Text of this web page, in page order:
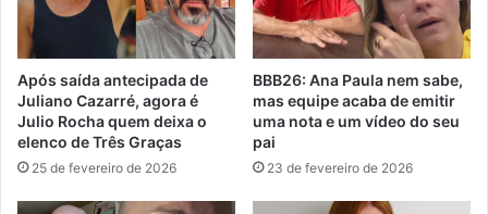
Após saída antecipada de
Juliano Cazarré, agora é
Julio Rocha quem deixa o
elenco de Três Graças
25 de fevereiro de 2026
BBB26: Ana Paula nem sabe,
mas equipe acaba de emitir
uma nota e um vídeo do seu
pai
23 de fevereiro de 2026